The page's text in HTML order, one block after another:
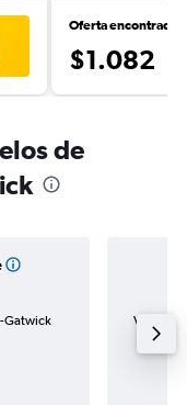
Oferta encontrada
$1.082
de
Gatwick Vuelo de